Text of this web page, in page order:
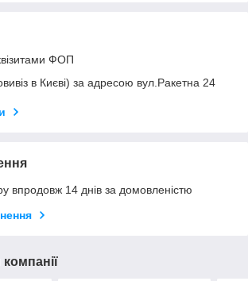
ФОП
в Києві) за адресою вул.Ракетна 24
впродовж 14 днів за домовленістю